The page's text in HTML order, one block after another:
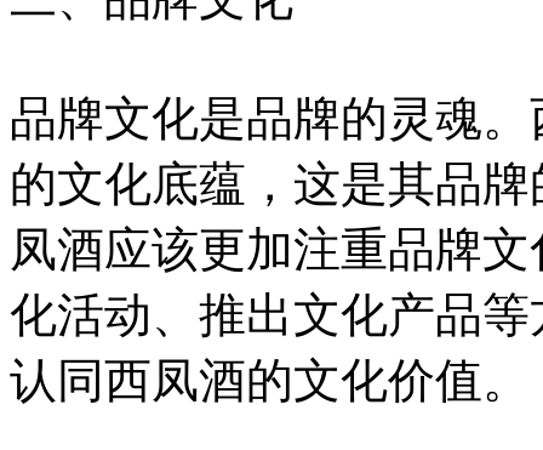
品牌文化是品牌的灵魂
的文化底蕴，这是其品
凤酒应该更加注重品牌
化活动、推出文化产品
认同西凤酒的文化价值。